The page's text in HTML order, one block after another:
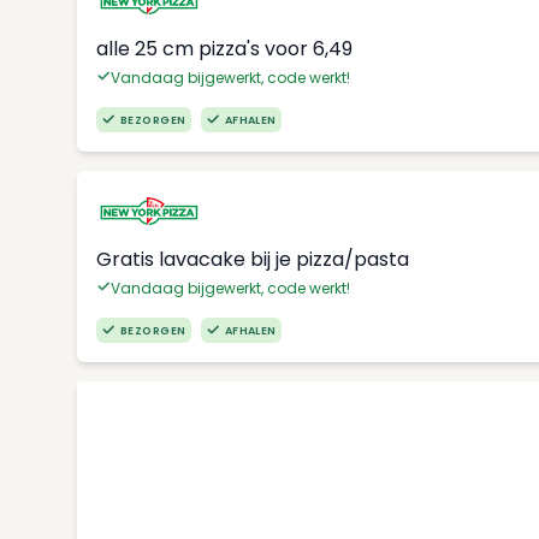
alle 25 cm pizza's voor 6,49
Vandaag bijgewerkt, code werkt!
BEZORGEN AFHALEN
Gratis lavacake bij je pizza/pasta
Vandaag bijgewerkt, code werkt!
BEZORGEN AFHALEN